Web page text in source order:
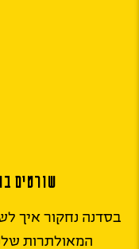
שורטים
בסדנה נחקור איך
המאולתרות